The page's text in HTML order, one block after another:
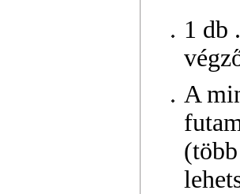
1 db
A